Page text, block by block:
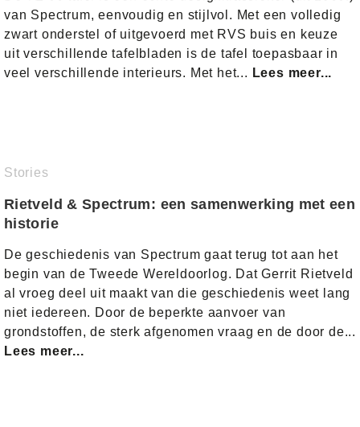
van Spectrum, eenvoudig en stijlvol. Met een volledig
zwart onderstel of uitgevoerd met RVS buis en keuze
uit verschillende tafelbladen is de tafel toepasbaar in
veel verschillende interieurs. Met het... Lees meer...
Stories
Rietveld & Spectrum: een samenwerking met een
historie
De geschiedenis van Spectrum gaat terug tot aan het
begin van de Tweede Wereldoorlog. Dat Gerrit Rietveld
al vroeg deel uit maakt van die geschiedenis weet lang
niet iedereen. Door de beperkte aanvoer van
grondstoffen, de sterk afgenomen vraag en de door de...
Lees meer...